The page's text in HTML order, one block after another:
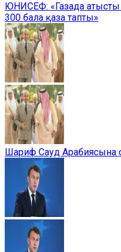
ЮНИСЕФ: «Газада атысты
300 бала қаза тапты»
Шариф Сауд Арабиясына